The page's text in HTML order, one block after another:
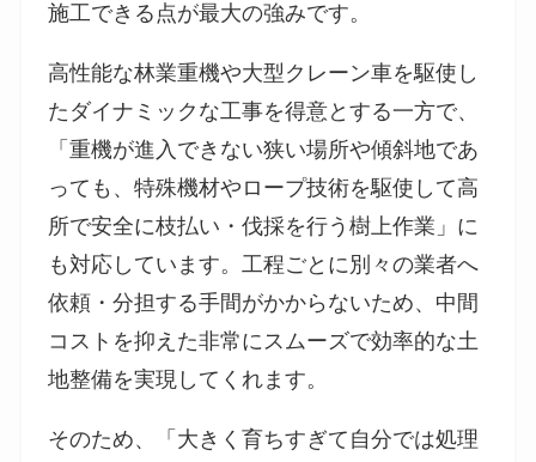
施工できる点が最大の強みです。
高性能な林業重機や大型クレーン車を駆使し
たダイナミックな工事を得意とする一方で、
「重機が進入できない狭い場所や傾斜地であ
っても、特殊機材やロープ技術を駆使して高
所で安全に枝払い・伐採を行う樹上作業」に
も対応しています。工程ごとに別々の業者へ
依頼・分担する手間がかからないため、中間
コストを抑えた非常にスムーズで効率的な土
地整備を実現してくれます。
そのため、「大きく育ちすぎて自分では処理